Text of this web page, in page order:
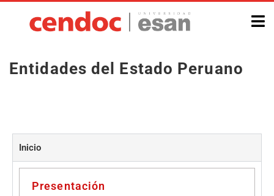
Entidades del Estado Peruano
Inicio
Presentación